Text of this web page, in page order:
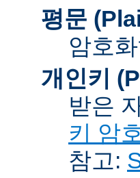
평문
암호
개인키
받은
키 암
참고: